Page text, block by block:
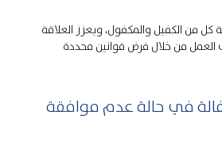
من الكفيل والمكفول، ويعزز العلاقة
العمل من خلال فرض قوانين محددة
في حالة عدم موافقة